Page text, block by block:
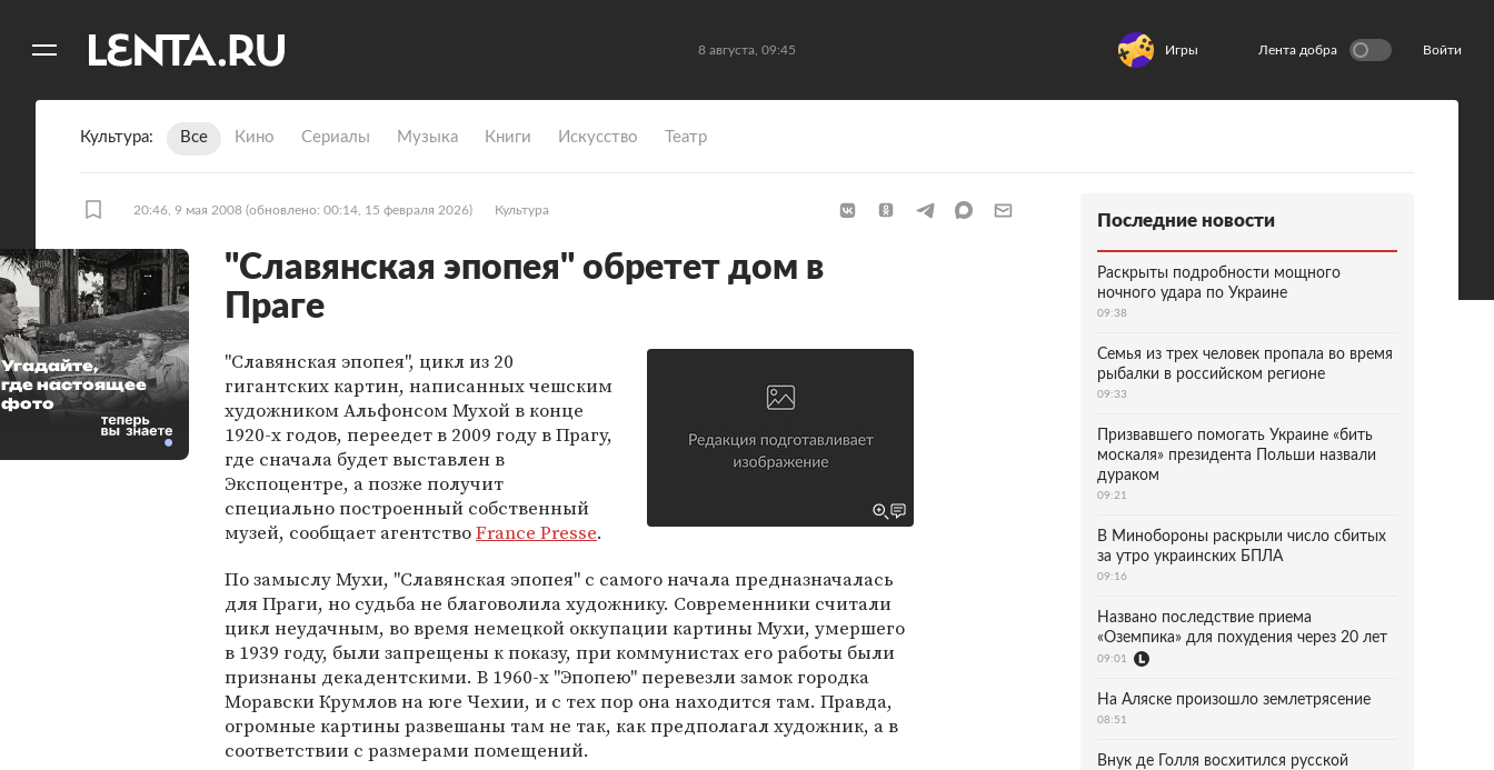
8 августа, 09:45 Игры Лента добра Войти
Культура Все Кино Сериалы Музыка Книги Искусство Театр
20:46, 9 мая 2008 (обновлено: 00:14, 15 февраля 2026) Культура
"Славянская эпопея" обретет дом в
Праге
"Славянская эпопея", цикл из 20
гигантских картин, написанных чешским
художником Альфонсом Мухой в конце
1920-х годов, переедет в 2009 году в Прагу,
где сначала будет выставлен в
Экспоцентре, а позже получит
специально построенный собственный
музей, сообщает агентствоFrance Presse.
По замыслу Мухи, "Славянская эпопея" с самого начала предназначалась
для Праги, но судьба не благоволила художнику. Современники считали
цикл неудачным, во время немецкой оккупации картины Мухи, умершего
в 1939 году, были запрещены к показу, при коммунистах его работы были
признаны декадентскими. В 1960-х "Эпопею" перевезли замок городка
Моравски Крумлов на юге Чехии, и с тех пор она находится там. Правда,
огромные картины развешаны там не так, как предполагал художник, а в
соответствии с размерами помещений.
Угадайте,
где настоящее
фото
Последние новости
Раскрыты подробности мощного
ночного удара по Украине
09:38
Семья из трех человек пропала во время
рыбалки в российском регионе
09:33
Призвавшего помогать Украине «бить
москаля» президента Польши назвали
дураком
09:21
В Минобороны раскрыли число сбитых
за утро украинских БПЛА
09:16
Названо последствие приема
«Оземпика» для похудения через 20 лет
09:01
На Аляске произошло землетрясение
08:51
Внук де Голля восхитился русской